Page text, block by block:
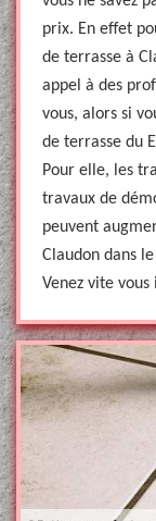
prix. En effet
de terrasse à
appel à des
vous, alors si
de terrasse du
Pour elle, les
travaux de
peuvent
Claudon dans
Venez vite